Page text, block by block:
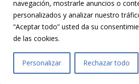
navegación, mostrarle anuncios o
personalizados y analizar nuestro
“Aceptar todo” usted da su
de las cookies.
Personalizar Rechazar todo
Copyright © 2026 Veltis Rating. Todos los